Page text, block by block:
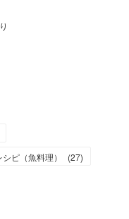
ピ（魚料理） (27)